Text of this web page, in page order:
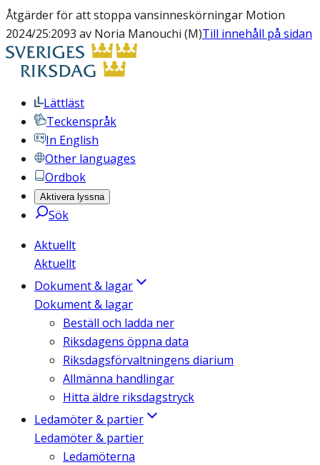
Åtgärder för att stoppa vansinneskörningar Motion
2024/25:2093 av Noria Manouchi (M)Till innehåll på sidan
Lättläst
Teckenspråk
In English
Other languages
Ordbok
Aktivera lyssna
Sök
Aktuellt
Aktuellt
Dokument & lagar
Dokument & lagar
Beställ och ladda ner
Riksdagens öppna data
Riksdagsförvaltningens diarium
Allmänna handlingar
Hitta äldre riksdagstryck
Ledamöter & partier
Ledamöter & partier
Ledamöterna